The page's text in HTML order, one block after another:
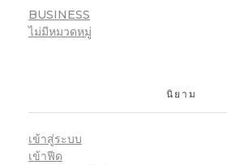
BUSINESS
ไม่มีหมวดหมู่
นิยาม
เข้าสู่ระบบ
เข้าฟีด